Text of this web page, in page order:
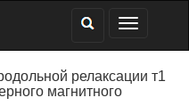
релаксации т1
магнитного